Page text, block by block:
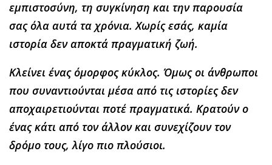
εμπιστοσύνη, τη συγκίνηση και την παρουσία
σας όλα αυτά τα χρόνια. Χωρίς εσάς, καμία
ιστορία δεν αποκτά πραγματική ζωή.
Κλείνει ένας όμορφος κύκλος. Όμως οι άνθρωποι
που συναντιούνται μέσα από τις ιστορίες δεν
αποχαιρετιούνται ποτέ πραγματικά. Κρατούν ο
ένας κάτι από τον άλλον και συνεχίζουν τον
δρόμο τους, λίγο πιο πλούσιοι.